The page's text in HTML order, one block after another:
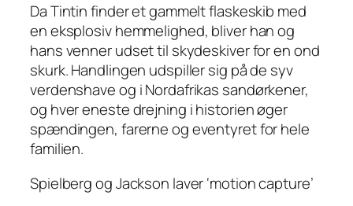
Da Tintin finder et gammelt flaskeskib med
en eksplosiv hemmelighed, bliver han og
hans venner udset til skydeskiver for en ond
skurk. Handlingen udspiller sig på de syv
verdenshave og i Nordafrikas sandørkener,
og hver eneste drejning i historien øger
spændingen, farerne og eventyret for hele
familien.
Spielberg og Jackson laver ‘motion capture’